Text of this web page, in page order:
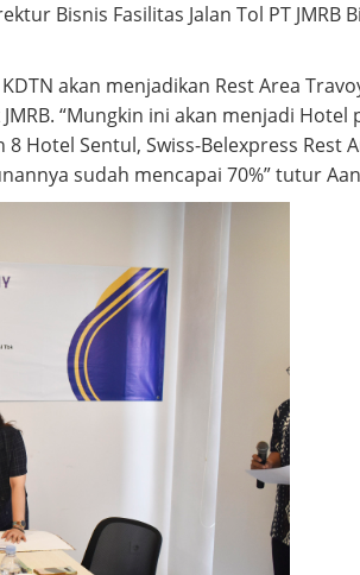
Bisnis Fasilitas Jalan Tol PT
akan menjadikan Rest Area
“Mungkin ini akan menjadi
Hotel Sentul, Swiss-Belexpress Rest
sudah mencapai 70%” tutur